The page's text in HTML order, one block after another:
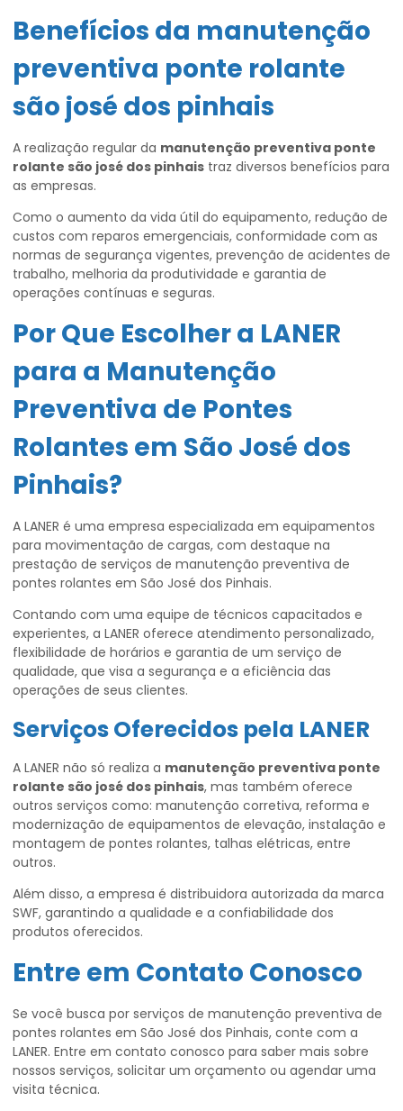
Benefícios da manutenção
preventiva ponte rolante
são josé dos pinhais
A realização regular da manutenção preventiva ponte
rolante são josé dos pinhais traz diversos benefícios para
as empresas.
Como o aumento da vida útil do equipamento, redução de
custos com reparos emergenciais, conformidade com as
normas de segurança vigentes, prevenção de acidentes de
trabalho, melhoria da produtividade e garantia de
operações contínuas e seguras.
Por Que Escolher a LANER
para a Manutenção
Preventiva de Pontes
Rolantes em São José dos
Pinhais?
A LANER é uma empresa especializada em equipamentos
para movimentação de cargas, com destaque na
prestação de serviços de manutenção preventiva de
pontes rolantes em São José dos Pinhais.
Contando com uma equipe de técnicos capacitados e
experientes, a LANER oferece atendimento personalizado,
flexibilidade de horários e garantia de um serviço de
qualidade, que visa a segurança e a eficiência das
operações de seus clientes.
Serviços Oferecidos pela LANER
A LANER não só realiza a manutenção preventiva ponte
rolante são josé dos pinhais, mas também oferece
outros serviços como: manutenção corretiva, reforma e
modernização de equipamentos de elevação, instalação e
montagem de pontes rolantes, talhas elétricas, entre
outros.
Além disso, a empresa é distribuidora autorizada da marca
SWF, garantindo a qualidade e a confiabilidade dos
produtos oferecidos.
Entre em Contato Conosco
Se você busca por serviços de manutenção preventiva de
pontes rolantes em São José dos Pinhais, conte com a
LANER. Entre em contato conosco para saber mais sobre
nossos serviços, solicitar um orçamento ou agendar uma
visita técnica.